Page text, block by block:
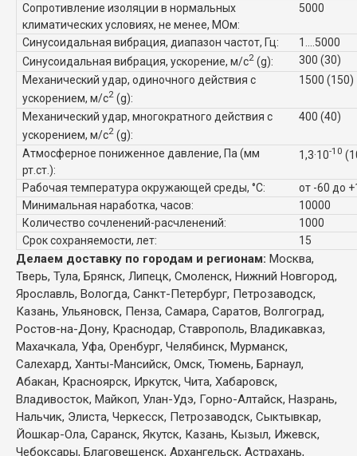
Сопротивление изоляции в нормальных
климатических условиях, не менее, МОм:
5000
Синусоидальная вибрация, диапазон частот, Гц:
1....5000
Синусоидальная вибрация, ускорение, м/с2 (g):
300 (30)
Механический удар, одиночного действия с
ускорением, м/с2 (g):
1500 (150)
Механический удар, многократного действия с
ускорением, м/с2 (g):
400 (40)
Атмосферное пониженное давление, Па (мм
рт.ст.):
1,3·10-10
Рабочая температура окружающей среды, °C:
от -60 до
Минимальная наработка, часов:
10000
Количество сочленений-расчленений:
1000
Срок сохраняемости, лет:
15
Делаем доставку по городам и регионам: Москва,
Тверь, Тула, Брянск, Липецк, Смоленск, Нижний Новгород,
Ярославль, Вологда, Санкт-Петербург, Петрозаводск,
Казань, Ульяновск, Пенза, Самара, Саратов, Волгоград,
Ростов-на-Дону, Краснодар, Ставрополь, Владикавказ,
Махачкала, Уфа, Оренбург, Челябинск, Мурманск,
Салехард, Ханты-Мансийск, Омск, Тюмень, Барнаул,
Абакан, Красноярск, Иркутск, Чита, Хабаровск,
Владивосток, Майкоп, Улан-Удэ, Горно-Алтайск, Назрань,
Нальчик, Элиста, Черкесск, Петрозаводск, Сыктывкар,
Йошкар-Ола, Саранск, Якутск, Казань, Кызыл, Ижевск,
Чебоксары, Благовещенск, Архангельск, Астрахань,